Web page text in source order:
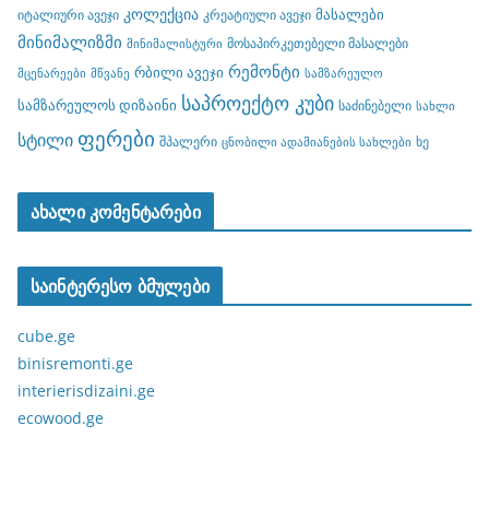
იტალიური ავეჯი კოლექცია კრეატიული ავეჯი მასალები
მინიმალიზმი მინიმალისტური მოსაპირკეთებელი მასალები
მცენარეები მწვანე რბილი ავეჯი რემონტი სამზარეულო
სამზარეულოს დიზაინი საპროექტო კუბი საძინებელი სახლი
სტილი ფერები შპალერი ცნობილი ადამიანების სახლები ხე
ახალი კომენტარები
საინტერესო ბმულები
cube.ge
binisremonti.ge
interierisdizaini.ge
ecowood.ge